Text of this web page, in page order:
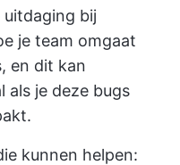
uitdaging bij
je team omgaat
en dit kan
als je deze bugs
kunnen helpen: